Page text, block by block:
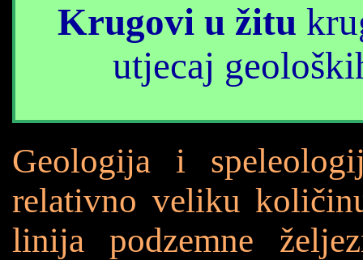
Krugovi u žitu
utjecaj
Geologija i
relativno veliku
linija podzemne